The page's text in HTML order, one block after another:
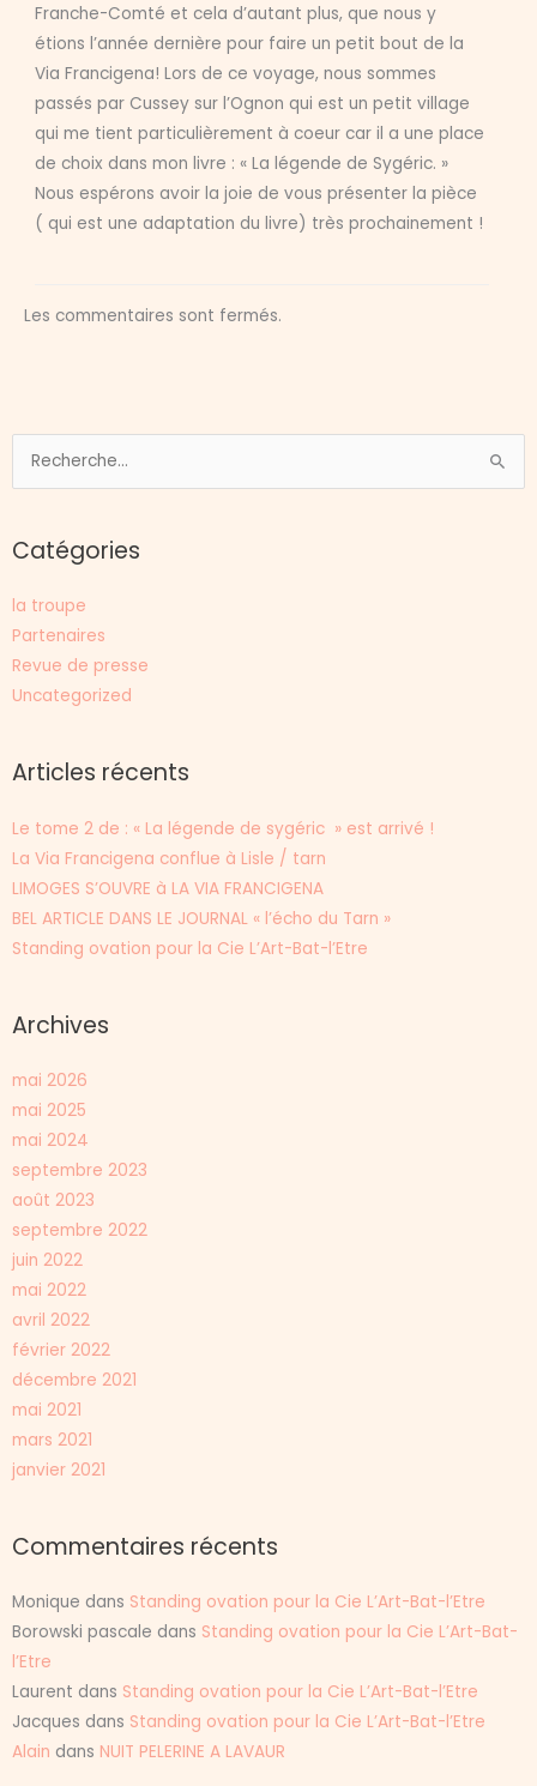
Franche-Comté et cela d’autant plus, que nous y
étions l’année dernière pour faire un petit bout de la
Via Francigena! Lors de ce voyage, nous sommes
passés par Cussey sur l’Ognon qui est un petit village
qui me tient particulièrement à coeur car il a une place
de choix dans mon livre : « La légende de Sygéric. »
Nous espérons avoir la joie de vous présenter la pièce
( qui est une adaptation du livre) très prochainement !
Les commentaires sont fermés.
Rechercher :
Catégories
la troupe
Partenaires
Revue de presse
Uncategorized
Articles récents
Le tome 2 de : « La légende de sygéric » est arrivé !
La Via Francigena conflue à Lisle / tarn
LIMOGES S’OUVRE à LA VIA FRANCIGENA
BEL ARTICLE DANS LE JOURNAL « l’écho du Tarn »
Standing ovation pour la Cie L’Art-Bat-l’Etre
Archives
mai 2026
mai 2025
mai 2024
septembre 2023
août 2023
septembre 2022
juin 2022
mai 2022
avril 2022
février 2022
décembre 2021
mai 2021
mars 2021
janvier 2021
Commentaires récents
Monique dans Standing ovation pour la Cie L’Art-Bat-l’Etre
Borowski pascale dans Standing ovation pour la Cie L’Art-Bat-
l’Etre
Laurent dans Standing ovation pour la Cie L’Art-Bat-l’Etre
Jacques dans Standing ovation pour la Cie L’Art-Bat-l’Etre
Alain dans NUIT PELERINE A LAVAUR